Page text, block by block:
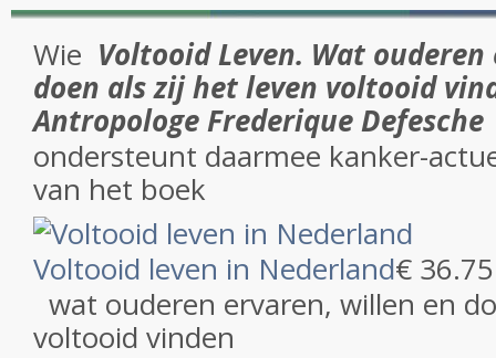
Wie Voltooid Leven. Wat
doen als zij het leven voltooid
Antropologe Frederique Defesche
ondersteunt daarmee kanker-
van het boek
Voltooid leven in Nederland€ 36.75
wat ouderen ervaren, willen en
voltooid vinden